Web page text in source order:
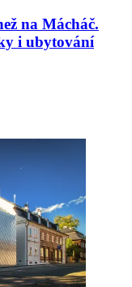
na Mácháč.
i ubytování